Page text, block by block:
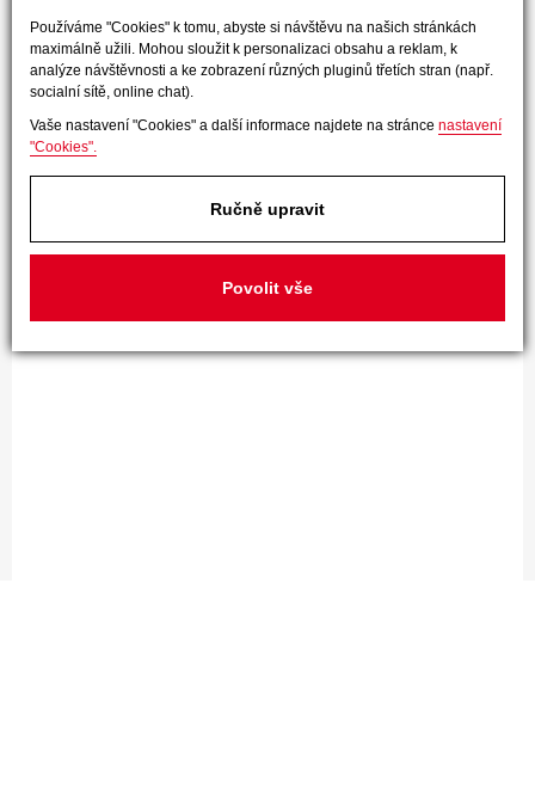
Používáme "Cookies" k tomu, abyste si návštěvu na našich stránkách
maximálně užili. Mohou sloužit k personalizaci obsahu a reklam, k
analýze návštěvnosti a ke zobrazení různých pluginů třetích stran (např.
socialní sítě, online chat).
Vaše nastavení "Cookies" a další informace najdete na stránce nastavení
"Cookies".
Ručně upravit
Povolit vše